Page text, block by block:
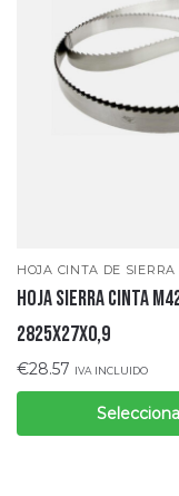
HOJA CINTA DE SIERRA
Hoja sierra cinta
2825x27x0,9
€28.57 IVA INCLUIDO